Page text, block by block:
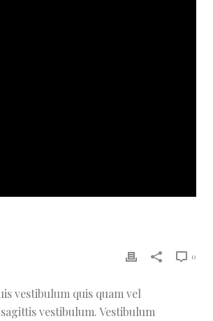
0
vestibulum quis quam vel
vestibulum. Vestibulum